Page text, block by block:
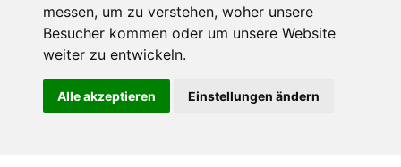
messen, um zu verstehen, woher unsere
Besucher kommen oder um unsere Website
weiter zu entwickeln.
Alle akzeptieren Einstellungen ändern